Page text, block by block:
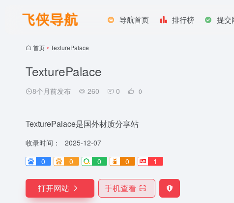
导航首页 排行榜 提交
首页 • TexturePalace
TexturePalace
8个月前发布 260 0 0
TexturePalace是国外材质分享站
收录时间：
2025-12-07
0
0 0 0 1
打开网站 手机查看